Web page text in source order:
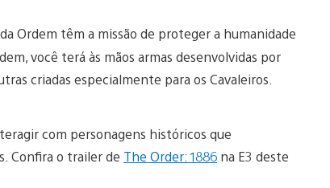
Ordem têm a missão de proteger a humanidade
você terá às mãos armas desenvolvidas por
criadas especialmente para os Cavaleiros.
com personagens históricos que
Confira o trailer de The Order: 1886 na E3 deste